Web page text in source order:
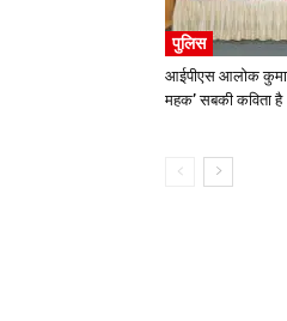
पुलिस
आईपीएस आलोक
महक’ सबकी कविता है